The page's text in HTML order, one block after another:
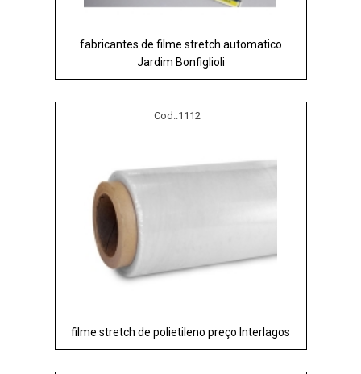
fabricantes de filme stretch automatico
Jardim Bonfiglioli
Cod.:1112
filme stretch de polietileno preço Interlagos